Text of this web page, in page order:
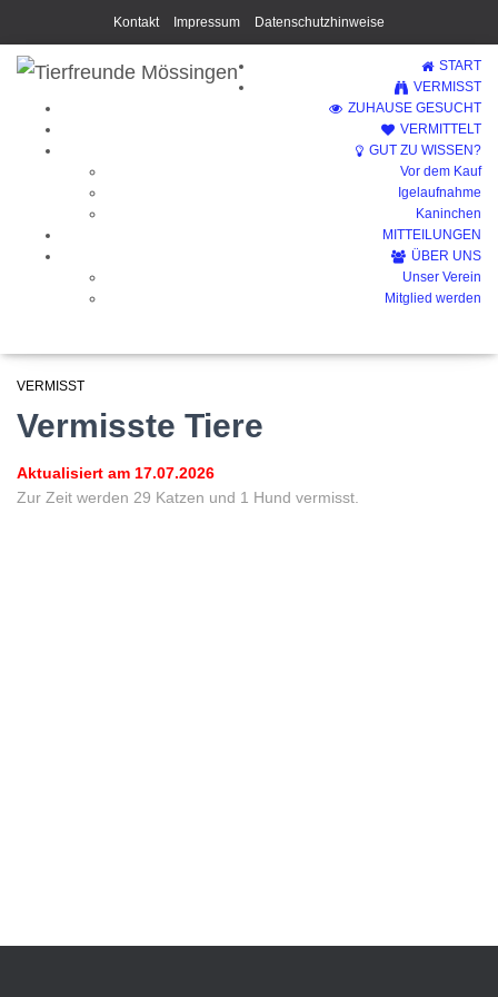
Kontakt Impressum Datenschutzhinweise
START
VERMISST
ZUHAUSE GESUCHT
VERMITTELT
GUT ZU WISSEN?
Vor dem Kauf
Igelaufnahme
Kaninchen
MITTEILUNGEN
ÜBER UNS
Unser Verein
Mitglied werden
VERMISST
Vermisste Tiere
Aktualisiert am 17.07.2026
Zur Zeit werden 29 Katzen und 1 Hund vermisst.